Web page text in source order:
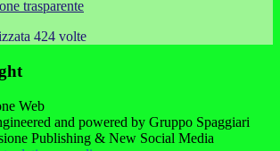
trasparente
424 volte
and powered by Gruppo Spaggiari
Publishing & New Social Media